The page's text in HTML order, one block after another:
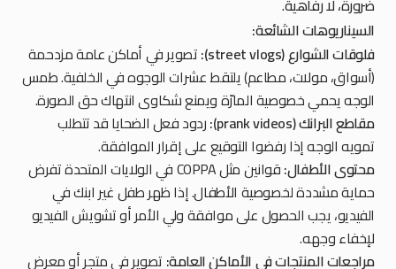
السيناريوهات الشائعة:
فلوقات الشوارع (street vlogs):
تصوير في أماكن عامة مزدحمة
(أسواق، مولات، مطاعم) يلتقط عشرات الوجوه في الخلفية. طمس
الوجه يحمي خصوصية المارّة ويمنع شكاوى انتهاك حق الصورة.
مقاطع البرانك (prank videos):
ردود فعل الضحايا قد تتطلب
تمويه الوجه إذا رفضوا التوقيع على إقرار الموافقة.
محتوى الأطفال:
قوانين مثل COPPA في الولايات المتحدة تفرض
حماية مشددة لخصوصية الأطفال. إذا ظهر طفل غير ابنك في
الفيديو، يجب الحصول على موافقة ولي الأمر أو تشويش الفيديو
لإخفاء وجهه.
مراجعات المنتجات في الأماكن العامة: تصوير في متجر أو معرض